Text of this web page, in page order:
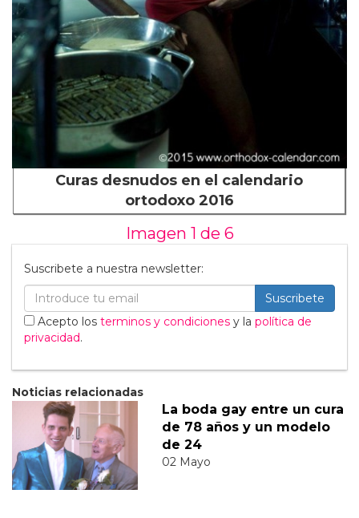
Curas desnudos en el calendario
ortodoxo 2016
Imagen 1 de 6
Suscribete a nuestra newsletter:
Suscribete
Acepto los terminos y condiciones y la política de
privacidad.
Noticias relacionadas
La boda gay entre un cura
de 78 años y un modelo
de 24
02 Mayo